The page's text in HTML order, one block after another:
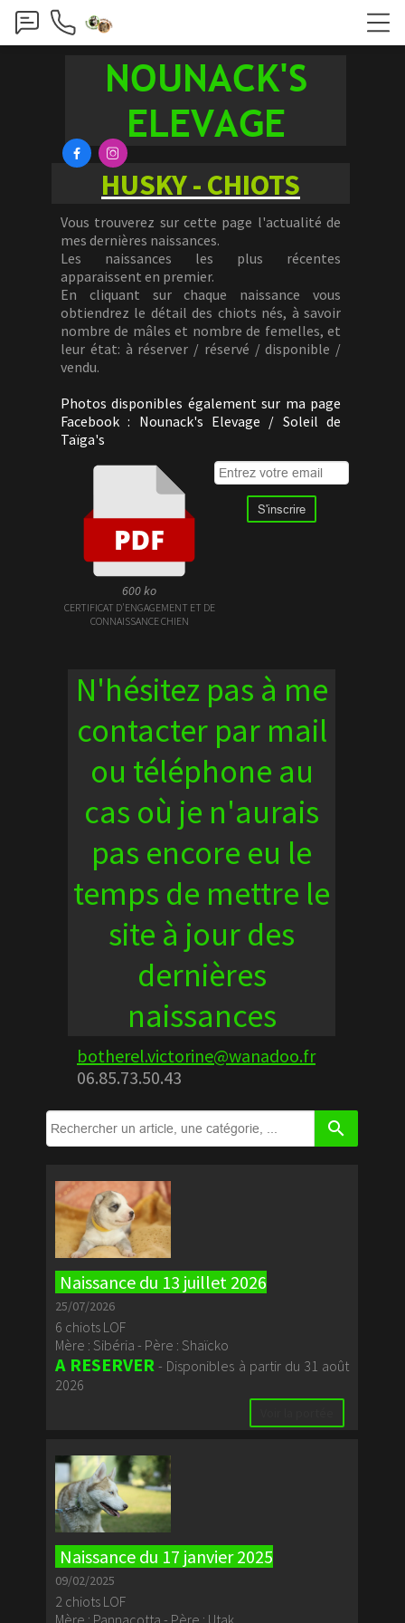
NOUNACK'S
ELEVAGE
 
HUSKY - CHIOTS
Vous trouverez sur cette page l'actualité de
mes dernières naissances.
Les naissances les plus récentes
apparaissent en premier.
En cliquant sur chaque naissance vous
obtiendrez le détail des chiots nés, à savoir
nombre de mâles et nombre de femelles, et
leur état: à réserver / réservé / disponible /
vendu.
Photos disponibles également sur ma page
Facebook : Nounack's Elevage / Soleil de
Taïga's
600 ko
CERTIFICAT D'ENGAGEMENT ET DE
CONNAISSANCE CHIEN
N'hésitez pas à me
contacter par mail
ou téléphone au
cas où je n'aurais
pas encore eu le
temps de mettre le
site à jour des
dernières
naissances
botherel.victorine@wanadoo.fr
06.85.73.50.43
search
Naissance du 13 juillet 2026
25/07/2026
6 chiots LOF
Mère : Sibéria - Père : Shaïcko
A RESERVER - Disponibles à partir du 31 août
2026
Naissance du 17 janvier 2025
09/02/2025
2 chiots LOF
Mère : Pannacotta - Père : Utak